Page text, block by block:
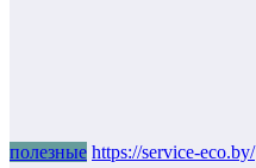
полезные https://service-eco.by/